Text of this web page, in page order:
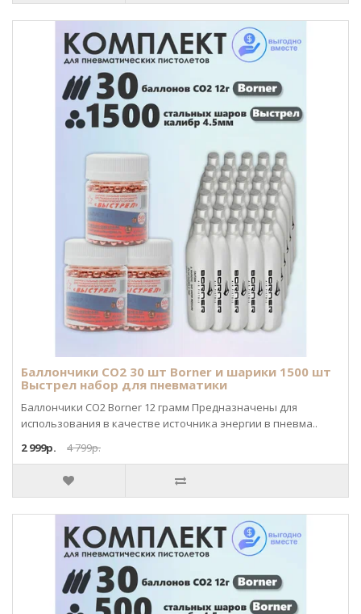
Баллончики CO2 30 шт Borner и шарики 1500 шт
Выстрел набор для пневматики
Баллончики CO2 Borner 12 грамм Предназначены для
использования в качестве источника энергии в пневма..
2 999р.
4 799р.